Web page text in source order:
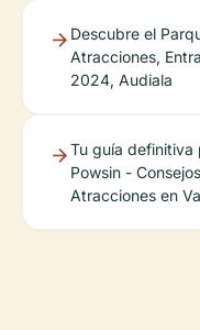
Descubre el
Atracciones,
2024, Audiala
Tu guía definitiva
Powsin -
Atracciones en